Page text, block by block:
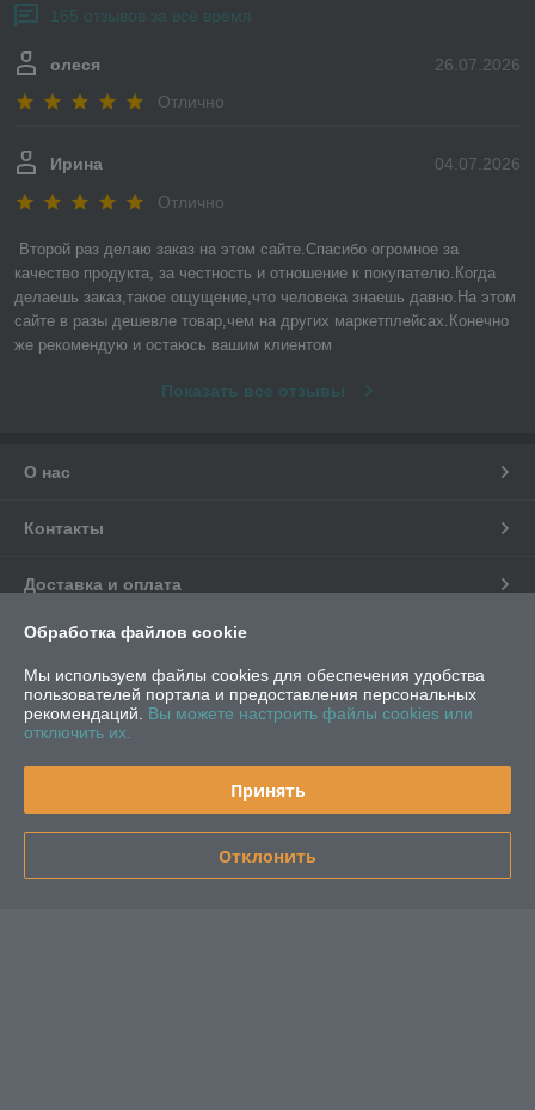
165 отзывов за всё время
26.07.2026
олеся
Отлично
04.07.2026
Ирина
Отлично
Второй раз делаю заказ на этом сайте.Спасибо огромное за
качество продукта, за честность и отношение к покупателю.Когда
делаешь заказ,такое ощущение,что человека знаешь давно.На этом
сайте в разы дешевле товар,чем на других маркетплейсах.Конечно
же рекомендую и остаюсь вашим клиентом
Показать все отзывы
О нас
Контакты
Доставка и оплата
График работы
Полная версия сайта
Сайт создан на платформе Deal.by
Обработка файлов cookie
Мы используем файлы cookies для обеспечения удобства
пользователей портала и предоставления персональных
рекомендаций. Вы можете настроить файлы cookies или
отключить их.
Принять
Отклонить